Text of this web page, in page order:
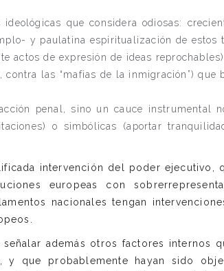
que considera odiosas:
y paulatina espiritualización de estos
actos de expresión de ideas
las “mafias de la inmigración”)
penal, sino un cauce instrumental
o simbólicas (aportar
intervención del poder ejecutivo,
europeas con
nacionales tengan
además otros factores internos
y que probablemente hayan sido